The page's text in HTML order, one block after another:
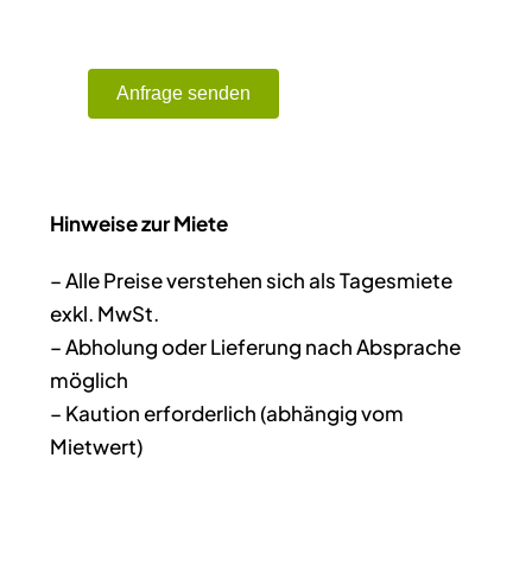
Anfrage senden
Hinweise zur Miete
– Alle Preise verstehen sich als Tagesmiete
exkl. MwSt.
– Abholung oder Lieferung nach Absprache
möglich
– Kaution erforderlich (abhängig vom
Mietwert)